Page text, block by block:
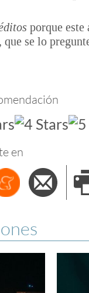
porque
que se lo
en
Menéame